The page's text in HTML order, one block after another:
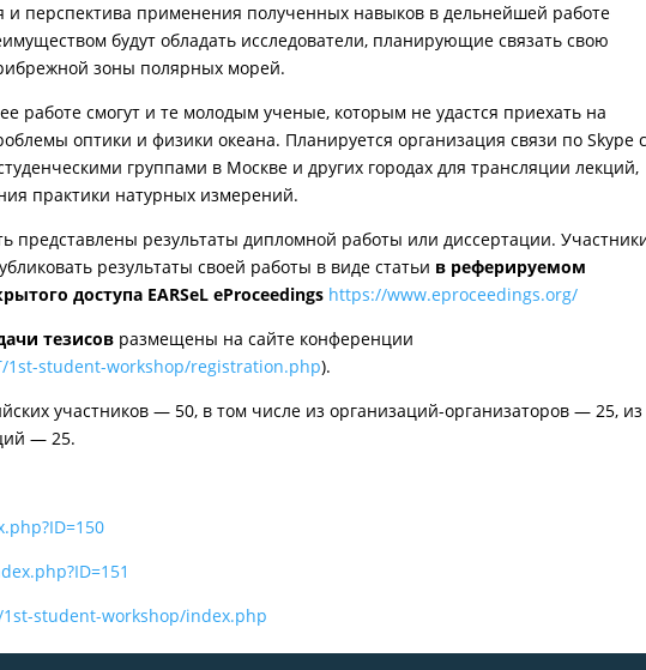
и перспектива применения полученных навыков в дельнейшей работе
будут обладать исследователи, планирующие связать свою
зоны полярных морей.
работе смогут и те молодым ученые, которым не удастся приехать на
оптики и физики океана. Планируется организация связи по Skype
группами в Москве и других городах для трансляции лекций,
практики натурных измерений.
представлены результаты дипломной работы или диссертации.
результаты своей работы в виде статьи в реферируемом
доступа EARSeL eProceedings https://www.eproceedings.org/
тезисов размещены на сайте конференции
1st-student-workshop/registration.php).
участников — 50, в том числе из организаций-организаторов — 25, из
— 25.
student-workshop/index.php